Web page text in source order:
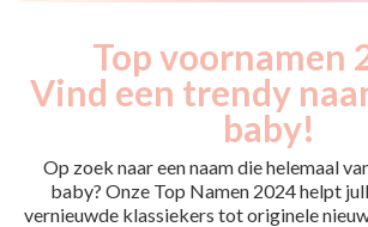
Top voornamen
Vind een trendy
baby!
Op zoek naar een naam die helemaal
baby? Onze Top Namen 2024 helpt
vernieuwde klassiekers tot originele